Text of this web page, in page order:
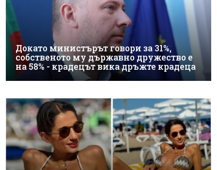
Докато министърът говори за 31%,
собственото му държавно дружество е
на 58% - крадецът вика дръжте крадеца